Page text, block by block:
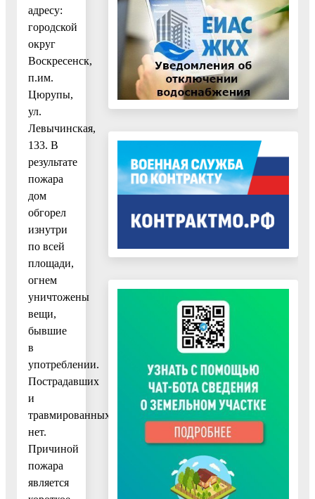
адресу:
городской
округ
Воскресенск,
п.им.
Цюрупы,
ул.
Левычинская,
133. В
результате
пожара
дом
обгорел
изнутри
по всей
площади,
огнем
уничтожены
вещи,
бывшие
в
употреблении.
Пострадавших
и
травмированных
нет.
Причиной
пожара
является